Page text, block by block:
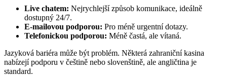
Live chatem: Nejrychlejší způsob komunikace, ideálně
dostupný 24/7.
E-mailovou podporou: Pro méně urgentní dotazy.
Telefonickou podporou: Méně častá, ale vítaná.
Jazyková bariéra může být problém. Některá zahraniční kasina
nabízejí podporu v češtině nebo slovenštině, ale angličtina je
standard.